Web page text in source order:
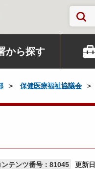
から探す
保健医療福祉協議会
ンテンツ番号：81045 更新日